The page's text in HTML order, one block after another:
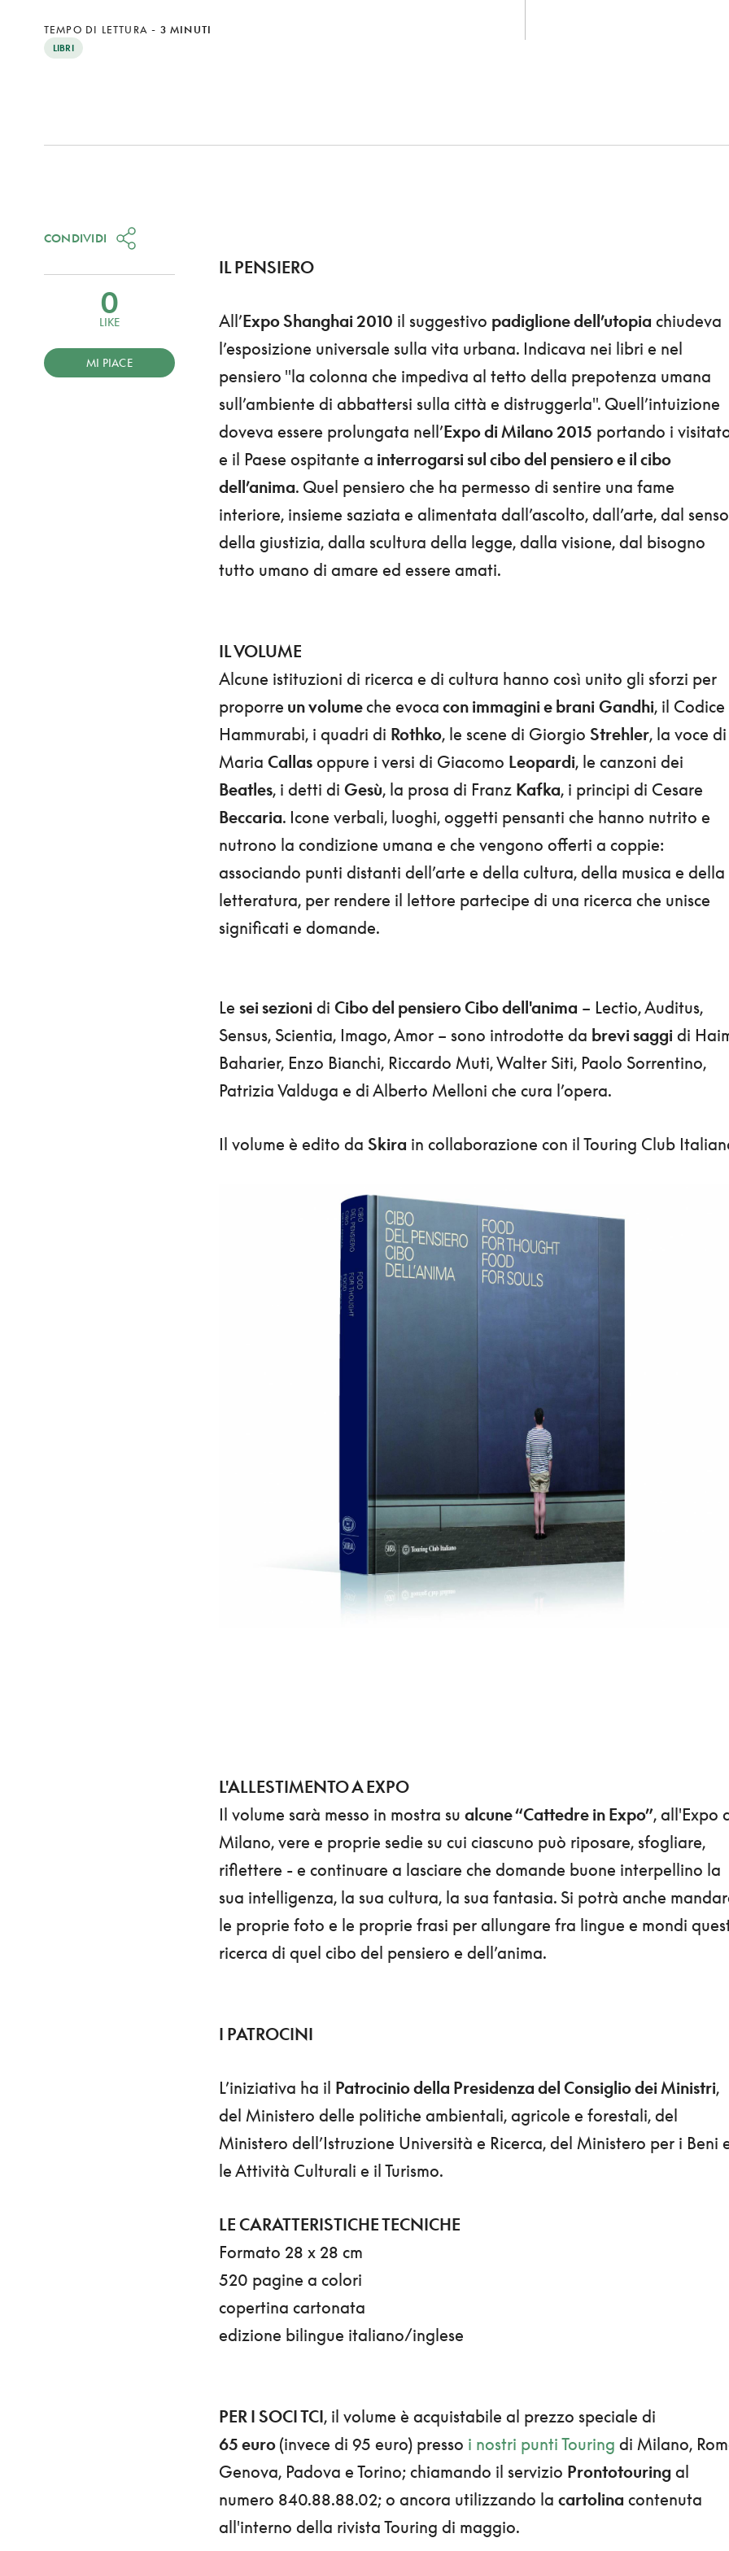
TEMPO DI LETTURA - 3 MINUTI
LIBRI
IL PENSIERO
All’Expo Shanghai 2010 il suggestivo padiglione dell’utopia chiudeva
l’esposizione universale sulla vita urbana. Indicava nei libri e nel
pensiero "la colonna che impediva al tetto della prepotenza umana
sull’ambiente di abbattersi sulla città e distruggerla". Quell’intuizione
doveva essere prolungata nell’Expo di Milano 2015 portando i
e il Paese ospitante a interrogarsi sul cibo del pensiero e il cibo
dell’anima. Quel pensiero che ha permesso di sentire una fame
interiore, insieme saziata e alimentata dall’ascolto, dall’arte, dal senso
della giustizia, dalla scultura della legge, dalla visione, dal bisogno
tutto umano di amare ed essere amati.
IL VOLUME
Alcune istituzioni di ricerca e di cultura hanno così unito gli sforzi per
proporre un volumeche evoca con immagini e brani Gandhi, il Codice
Hammurabi, i quadri di Rothko, le scene di Giorgio Strehler, la voce di
Maria Callasoppure i versi di Giacomo Leopardi, le canzoni dei
Beatles, i detti di Gesù, la prosa di Franz Kafka, i principi di Cesare
Beccaria. Icone verbali, luoghi, oggetti pensanti che hanno nutrito e
nutrono la condizione umana e che vengono offerti a coppie:
associando punti distanti dell’arte e della cultura, della musica e della
letteratura, per rendere il lettore partecipe di una ricerca che unisce
significati e domande.
Le sei sezionidi Cibo del pensiero Cibo dell'anima – Lectio, Auditus,
Sensus, Scientia, Imago, Amor – sono introdotte da brevi saggidi
Baharier, Enzo Bianchi, Riccardo Muti, Walter Siti, Paolo Sorrentino,
Patrizia Valduga e di Alberto Melloni che cura l’opera.
Il volume è edito da Skira in collaborazione con il Touring Club
L'ALLESTIMENTO A EXPO
Il volume sarà messo in mostra su alcune “Cattedre in Expo”, all'Expo
Milano, vere e proprie sedie su cui ciascuno può riposare, sfogliare,
riflettere - e continuare a lasciare che domande buone interpellino la
sua intelligenza, la sua cultura, la sua fantasia. Si potrà anche
le proprie foto e le proprie frasi per allungare fra lingue e mondi
ricerca di quel cibo del pensiero e dell’anima.
I PATROCINI
L’iniziativa ha il Patrocinio della Presidenza del Consiglio dei Ministri,
del Ministero delle politiche ambientali, agricole e forestali, del
Ministero dell’Istruzione Università e Ricerca, del Ministero per i Beni
le Attività Culturali e il Turismo.
LE CARATTERISTICHE TECNICHE
Formato 28 x 28 cm
520 pagine a colori
copertina cartonata
edizione bilingue italiano/inglese
PER I SOCI TCI, il volume è acquistabile al prezzo speciale di
65 euro (invece di 95 euro) presso i nostri punti Touring di Milano,
Genova, Padova e Torino; chiamando il servizio Prontotouring al
numero 840.88.88.02; o ancora utilizzando la cartolina contenuta
all'interno della rivista Touring di maggio.
CONDIVIDI
0
LIKE
MI PIACE